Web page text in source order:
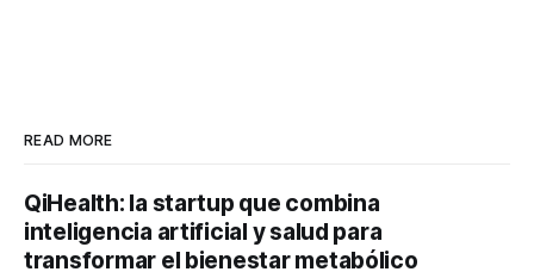
READ MORE
QiHealth: la startup que combina
inteligencia artificial y salud para
transformar el bienestar metabólico